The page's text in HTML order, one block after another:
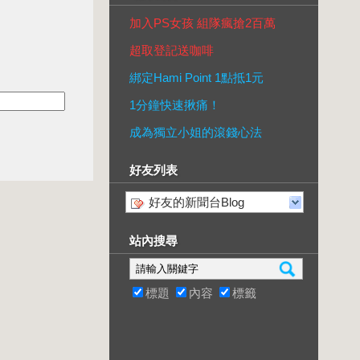
加入PS女孩 組隊瘋搶2百萬
超取登記送咖啡
綁定Hami Point 1點抵1元
1分鐘快速揪痛！
成為獨立小姐的滾錢心法
好友列表
好友的新聞台Blog
站內搜尋
標題 內容 標籤